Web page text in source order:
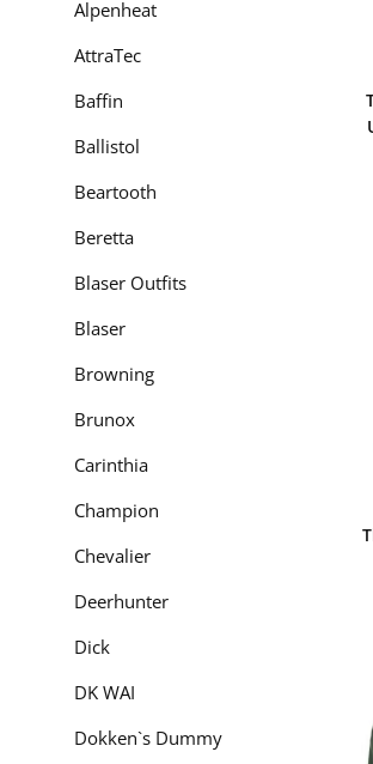
Alpenheat
AttraTec
Baffin
Ballistol
Beartooth
Beretta
Blaser Outfits
Blaser
Browning
Brunox
Carinthia
Champion
Chevalier
Deerhunter
Dick
DK WAI
Dokken`s Dummy